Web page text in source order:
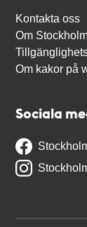
Kontakta oss
Om
Om kakor på
Sociala